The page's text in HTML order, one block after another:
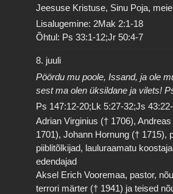
Jeesuse Kristuse, Sinu Poja,
Lisalugemine: 2Mak 2:1-18
Õhtul: Ps 33:1-12;Jr 50:4-7
8. juuli
Pöördu mu poole, Issand, ja ole
sest ma olen üksildane ja vilets!
Ps 147:12-20;Lk 5:27-32;Js
Adrian Virginius († 1706),
1701), Johann Hornung († 1715),
piiblitõlkijad, lauluraamatu
edendajad
Aksel Erich Vooremaa, pastor,
terrori märter († 1941) ja teised